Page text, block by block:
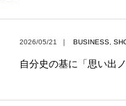
2026/05/21 ｜ BUSINESS
自分史の基に「思い出